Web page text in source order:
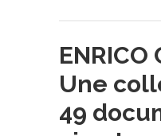
ENRICO
Une
49